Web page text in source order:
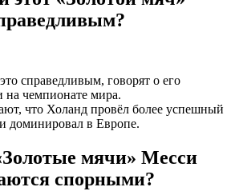
справедливым, говорят о его
чемпионате мира.
что Холанд провёл более успешный
доминировал в Европе.
мячи» Месси
спорными?